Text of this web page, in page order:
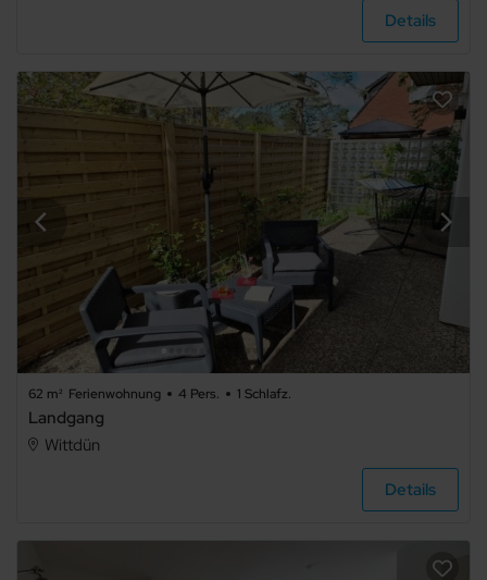
Details
62 m² Ferienwohnung 4 Pers. 1 Schlafz.
Landgang
Wittdün
Details